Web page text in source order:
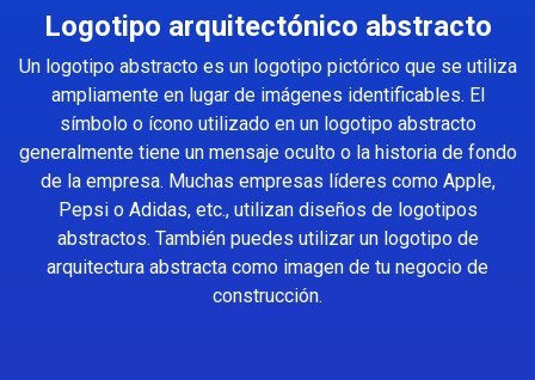
Logotipo arquitectónico abstracto
Un logotipo abstracto es un logotipo pictórico que se utiliza
ampliamente en lugar de imágenes identificables. El
símbolo o ícono utilizado en un logotipo abstracto
generalmente tiene un mensaje oculto o la historia de fondo
de la empresa. Muchas empresas líderes como Apple,
Pepsi o Adidas, etc., utilizan diseños de logotipos
abstractos. También puedes utilizar un logotipo de
arquitectura abstracta como imagen de tu negocio de
construcción.